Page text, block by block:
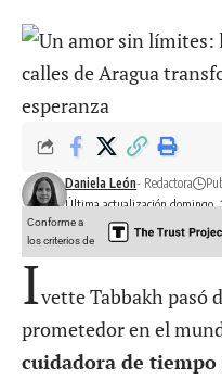
Última actualización domingo,
Daniela León- Redactora
Conforme a
los criterios de
Ivette Tabbakh pasó
prometedor en el
cuidadora de